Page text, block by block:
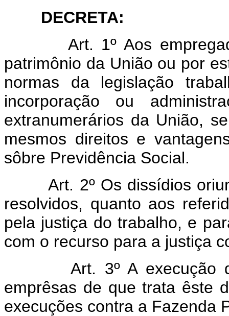
DECRETA:
Art. 1º Aos
patrimônio da União ou por
normas da legislação
incorporação ou
extranumerários da União,
mesmos direitos e
sôbre Previdência Social.
Art. 2º Os dissídios
resolvidos, quanto aos
pela justiça do trabalho, e
com o recurso para a justiça
Art. 3º A execução das
emprêsas de que trata êste
execuções contra a Fazenda